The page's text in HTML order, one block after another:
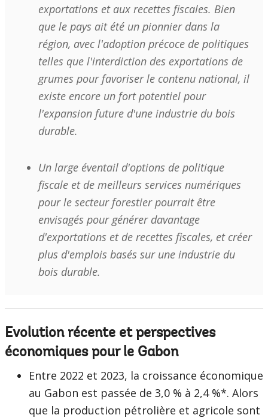
exportations et aux recettes fiscales. Bien
que le pays ait été un pionnier dans la
région, avec l'adoption précoce de politiques
telles que l'interdiction des exportations de
grumes pour favoriser le contenu national, il
existe encore un fort potentiel pour
l'expansion future d'une industrie du bois
durable.
Un large éventail d'options de politique
fiscale et de meilleurs services numériques
pour le secteur forestier pourrait être
envisagés pour générer davantage
d'exportations et de recettes fiscales, et créer
plus d'emplois basés sur une industrie du
bois durable.
Evolution récente et perspectives
économiques pour le Gabon
Entre 2022 et 2023, la croissance économique
au Gabon est passée de 3,0 % à 2,4 %*. Alors
que la production pétrolière et agricole sont